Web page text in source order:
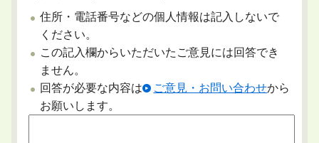
住所・電話番号などの個人情報は記入しないで
ください。
この記入欄からいただいたご意見には回答でき
ません。
回答が必要な内容は
ご意見・お問い合わせから
お願いします。